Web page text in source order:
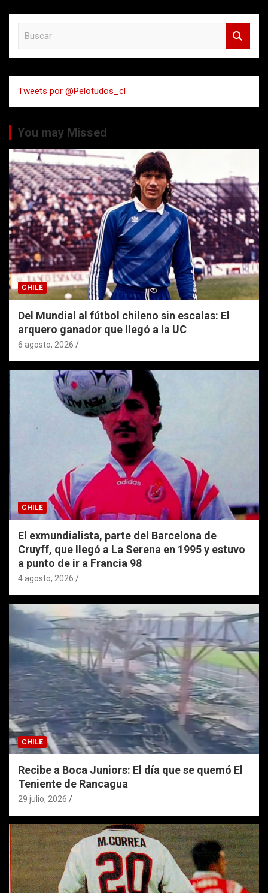
a
r
Tweets por @Pelotudos_cl
You may Missed
CHILE
Del Mundial al fútbol chileno sin escalas: El
arquero ganador que llegó a la UC
6 agosto, 2026
CHILE
El exmundialista, parte del Barcelona de
Cruyff, que llegó a La Serena en 1995 y estuvo
a punto de ir a Francia 98
4 agosto, 2026
CHILE
Recibe a Boca Juniors: El día que se quemó El
Teniente de Rancagua
29 julio, 2026